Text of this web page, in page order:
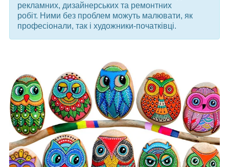
рекламних, дизайнерських та ремонтних
робіт. Ними без проблем можуть малювати, як
професіонали, так і художники-початківці.